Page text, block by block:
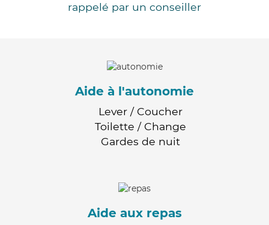
rappelé par un conseiller
Aide à l'autonomie
Lever / Coucher
Toilette / Change
Gardes de nuit
Aide aux repas